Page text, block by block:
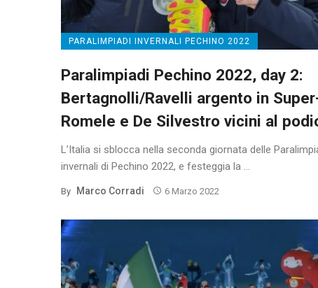
PARALIMPIADI INVERNALI PECHINO 2022
Paralimpiadi Pechino 2022, day 2:
Bertagnolli/Ravelli argento in
Romele e De Silvestro vicini al
L’Italia si sblocca nella seconda giornata delle
invernali di Pechino 2022, e festeggia la ...
By Marco Corradi 6 Marzo 2022